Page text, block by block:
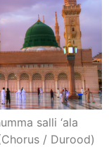
salli ‘ala
/ Durood)